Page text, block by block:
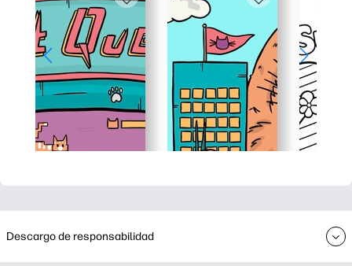
Descargo de responsabilidad